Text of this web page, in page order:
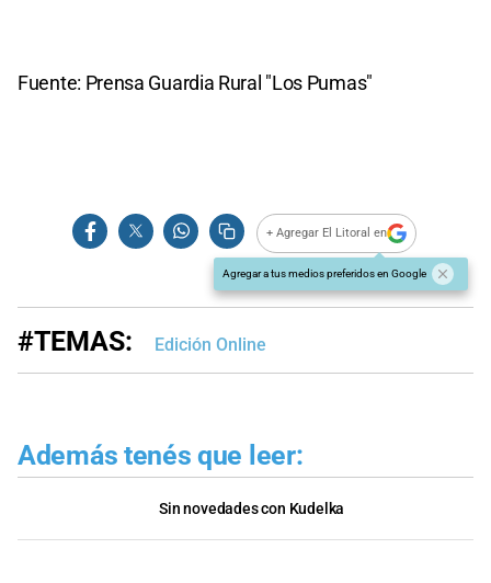
Fuente: Prensa Guardia Rural "Los Pumas"
+ Agregar El Litoral en
Agregar a tus medios preferidos en Google
#TEMAS: Edición Online
Además tenés que leer:
Sin novedades con Kudelka